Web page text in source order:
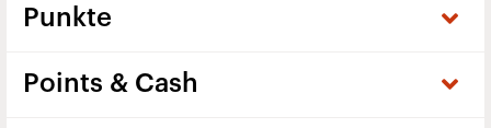
Punkte
Points & Cash